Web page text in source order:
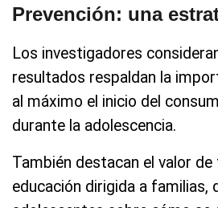
Prevención: una
Los investigadores
resultados respaldan la
al máximo el inicio del
durante la adolescencia.
También destacan el valor
educación dirigida a familias,